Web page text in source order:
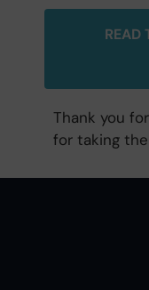
READ
Thank you
for taking